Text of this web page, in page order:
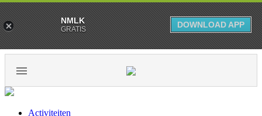
Activiteiten
NMLK
GRATIS DOWNLOAD APP